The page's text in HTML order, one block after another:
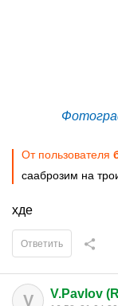
От пользователя
сааброзим на
хде
Ответить
V V.Pavlov